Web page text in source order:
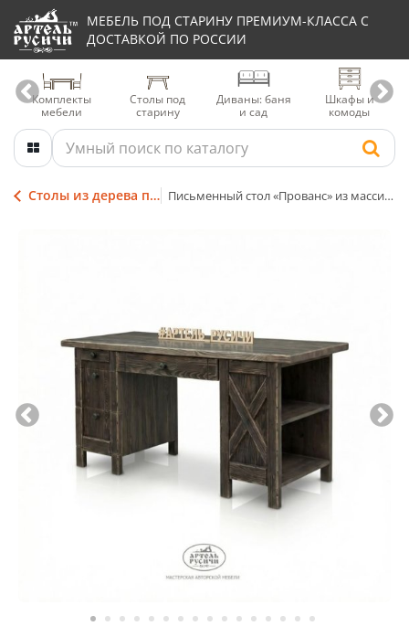
МЕБЕЛЬ ПОД СТАРИНУ ПРЕМИУМ-КЛАССА С
ДОСТАВКОЙ ПО РОССИИ
Комплекты
мебели
Столы под
старину
Диваны: баня
и сад
Шкафы и
комоды
Столы из дерева под старину Письменный стол «Прованс» из массива северной сосны